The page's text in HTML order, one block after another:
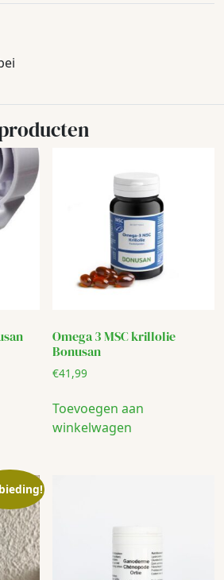
Omega 3 MSC krillolie
Bonusan
€41,99
Toevoegen aan
winkelwagen